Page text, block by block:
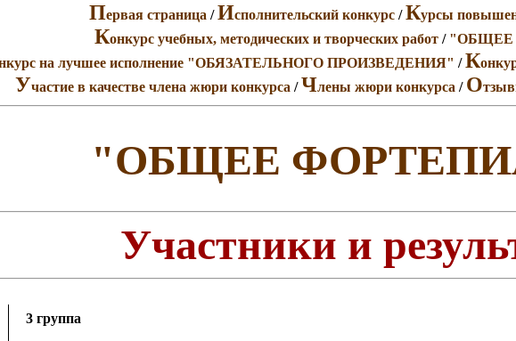
Первая страница /Исполнительский конкурс /Курсы
Конкурс учебных, методических и творческих работ/ "ОБЩЕЕ
на лучшее исполнение "ОБЯЗАТЕЛЬНОГО ПРОИЗВЕДЕНИЯ" /К
Участие в качестве члена жюри конкурса /Члены жюри конкурса / О
"ОБЩЕЕ
Участники и
3 группа